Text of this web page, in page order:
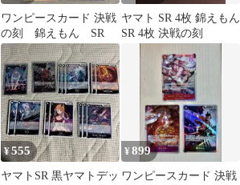
ワンピースカード 決戦
の刻 錦えもん SR
ヤマト SR 4枚 錦えもん
SR 4枚 決戦の刻
¥555
ヤマトSR 黒ヤマトデッ
¥899
ワンピースカード 決戦